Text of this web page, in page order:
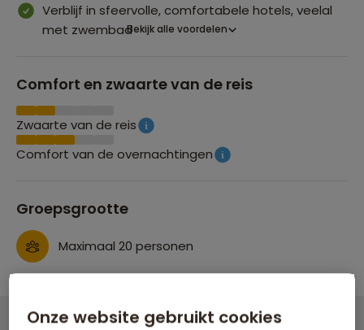
Verblijf in sfeervolle, comfortabele hotels, veelal
met zwembadBekijk alle voordelen
Comfort en zwaarte van de reis
Zwaarte van de reis
Comfort van de overnachtingen
Groepsgrootte
Maximaal 20 personen
Onze website gebruikt cookies